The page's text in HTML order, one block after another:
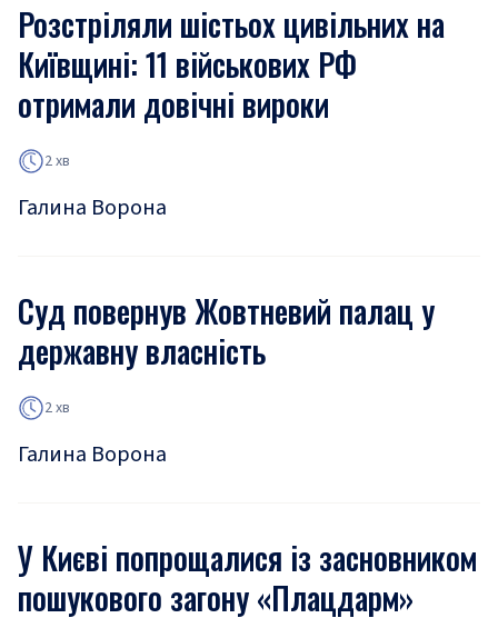
Розстріляли шістьох цивільних на
Київщині: 11 військових РФ
отримали довічні вироки
2 хв
Галина Ворона
Суд повернув Жовтневий палац у
державну власність
2 хв
Галина Ворона
У Києві попрощалися із засновником
пошукового загону «Плацдарм»